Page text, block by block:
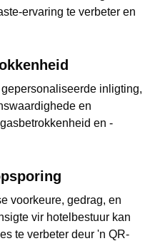
ervaring te verbeter en
inligting,
en
en -
voorkeure, gedrag, en
vir hotelbestuur kan
te verbeter deur 'n QR-